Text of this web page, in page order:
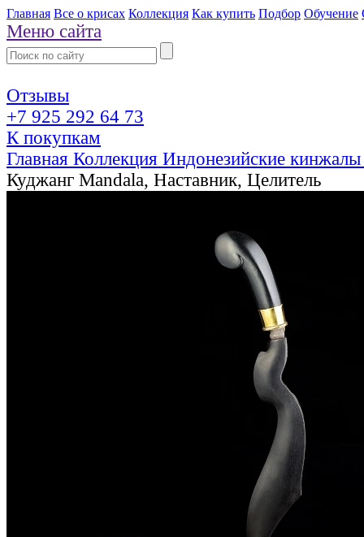
Главная Все о крисах Коллекция Как купить Подбор Обучение
Меню сайта
Отзывы
+7 925 292 64 73
К покупкам
Главная Коллекция Индонезийские
Куджанг Mandala, Наставник, Целитель